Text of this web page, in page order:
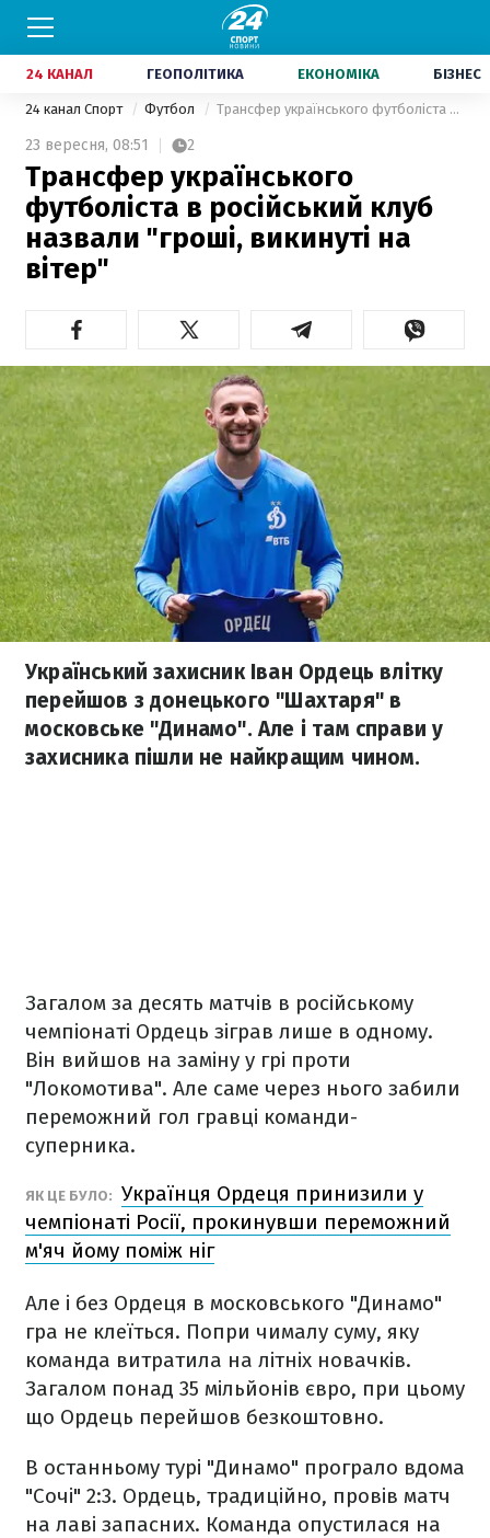
24 КАНАЛ ГЕОПОЛІТИКА ЕКОНОМІКА БІЗНЕС
24 канал Спорт Футбол Трансфер українського футболіста в російський клуб назвали "гроші, викинуті на вітер"
23 вересня, 08:51 2
Трансфер українського
футболіста в російський клуб
назвали "гроші, викинуті на
вітер"
Український захисник Іван Ордець влітку
перейшов з донецького "Шахтаря" в
московське "Динамо". Але і там справи у
захисника пішли не найкращим чином.
Загалом за десять матчів в російському
чемпіонаті Ордець зіграв лише в одному.
Він вийшов на заміну у грі проти
"Локомотива". Але саме через нього забили
переможний гол гравці команди-
суперника.
ЯК ЦЕ БУЛО: Українця Ордеця принизили у
чемпіонаті Росії, прокинувши переможний
м'яч йому поміж ніг
Але і без Ордеця в московського "Динамо"
гра не клеїться. Попри чималу суму, яку
команда витратила на літніх новачків.
Загалом понад 35 мільйонів євро, при цьому
що Ордець перейшов безкоштовно.
В останньому турі "Динамо" програло вдома
"Сочі" 2:3. Ордець, традиційно, провів матч
на лаві запасних. Команда опустилася на